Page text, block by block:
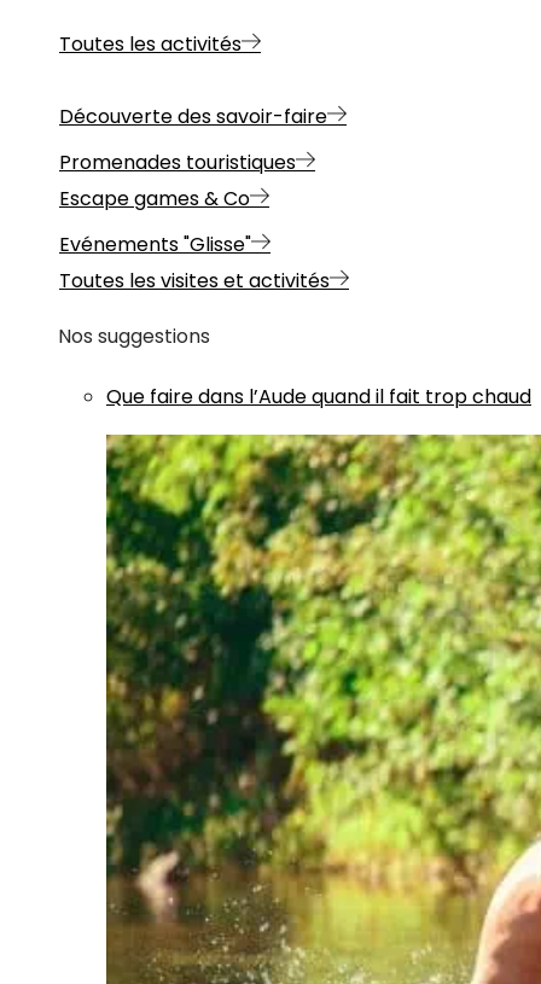
Toutes les activités
Découverte des savoir-faire
Promenades touristiques
Escape games & Co
Evénements "Glisse"
Toutes les visites et activités
Nos suggestions
Que faire dans l’Aude quand il fait trop chaud